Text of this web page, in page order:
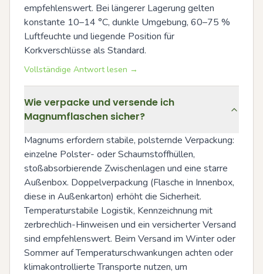
empfehlenswert. Bei längerer Lagerung gelten
konstante 10–14 °C, dunkle Umgebung, 60–75 %
Luftfeuchte und liegende Position für
Korkverschlüsse als Standard.
Vollständige Antwort lesen →
Wie verpacke und versende ich
Magnumflaschen sicher?
Magnums erfordern stabile, polsternde Verpackung:
einzelne Polster- oder Schaumstoffhüllen,
stoßabsorbierende Zwischenlagen und eine starre
Außenbox. Doppelverpackung (Flasche in Innenbox,
diese in Außenkarton) erhöht die Sicherheit.
Temperaturstabile Logistik, Kennzeichnung mit
zerbrechlich-Hinweisen und ein versicherter Versand
sind empfehlenswert. Beim Versand im Winter oder
Sommer auf Temperaturschwankungen achten oder
klimakontrollierte Transporte nutzen, um